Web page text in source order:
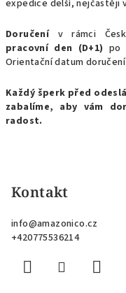
expedice delší, nejčastěji
Doručenív rámci
pracovní den (D+1) po
Orientační datum
Každý šperk před
zabalíme, aby vám
radost.
Kontakt
info@amazonico.cz
+420775536214